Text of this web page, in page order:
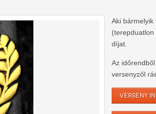
Aki
díjat.
Az
versenyzől
VERSENY